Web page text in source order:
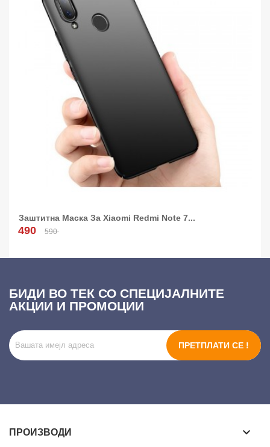
Заштитна Маска За Xiaomi Redmi Note 7...
490 590
Додај Во Кошница!
БИДИ ВО ТЕК СО СПЕЦИЈАЛНИТЕ
АКЦИИ И ПРОМОЦИИ
ПРЕТПЛАТИ СЕ !
ПРОИЗВОДИ keyboard_arrow_down